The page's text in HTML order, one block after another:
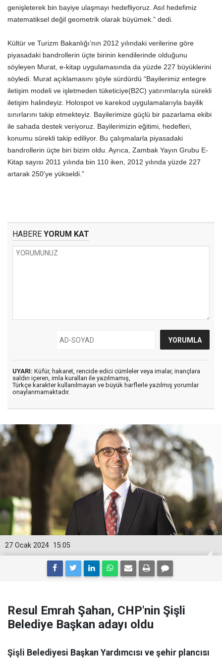
genişleterek bin bayiye ulaşmayı hedefliyoruz. Asıl hedefimiz
matematiksel değil geometrik olarak büyümek.” dedi.
Kültür ve Turizm Bakanlığı’nın 2012 yılındaki verilerine göre
piyasadaki bandrollerin üçte birinin kendilerinde olduğunu
söyleyen Murat, e-kitap uygulamasında da yüzde 227 büyüklerini
söyledi. Murat açıklamasını şöyle sürdürdü “Bayilerimiz entegre
iletişim modeli ve işletmeden tüketiciye(B2C) yatırımlarıyla sürekli
iletişim halindeyiz. Holospot ve karekod uygulamalarıyla bayilik
sınırlarını takip etmekteyiz. Bayilerimize güçlü bir pazarlama ekibi
ile sahada destek veriyoruz. Bayilerimizin eğitimi, hedefleri,
konumu sürekli takip ediliyor. Bu çalışmalarla piyasadaki
bandrollerin üçte biri bizim oldu. Ayrıca, Zambak Yayın Grubu E-
Kitap sayısı 2011 yılında bin 110 iken, 2012 yılında yüzde 227
artarak 250'ye yükseldi.”
HABERE YORUM KAT
UYARI: Küfür, hakaret, rencide edici cümleler veya imalar, inançlara
saldırı içeren, imla kuralları ile yazılmamış,
Türkçe karakter kullanılmayan ve büyük harflerle yazılmış yorumlar
onaylanmamaktadır.
15:05
27 Ocak 2024
Resul Emrah Şahan, CHP'nin Şişli
Belediye Başkan adayı oldu
Şişli Belediyesi Başkan Yardımcısı ve şehir plancısı